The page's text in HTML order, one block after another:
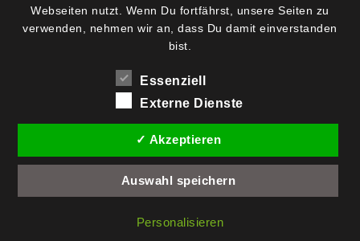
Webseiten nutzt. Wenn Du fortfährst, unsere Seiten zu
verwenden, nehmen wir an, dass Du damit einverstanden
bist.
Essenziell
Externe Dienste
✓ Akzeptieren
Auswahl speichern
Personalisieren